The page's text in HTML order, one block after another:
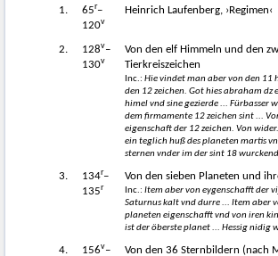
1. 65r–
120v
Heinrich Laufenberg, ›Regimen‹
2. 128v–
130v
Von den elf Himmeln und den
Tierkreiszeichen
Inc.: Hie vindet man aber von den 11
den 12 zeichen. Got hies abraham dz
himel vnd sine gezierde ... Fürbasser
dem firmamente 12 zeichen sint ...
eigenschaft der 12 zeichen. Von
ein teglich huß des planeten martis
sternen vnder im der sint 18
3. 134r–
135r
Von den sieben Planeten und
Inc.: Item aber von eygenschafft der
Saturnus kalt vnd durre ... Item aber
planeten eigenschafft vnd von iren
ist der öberste planet ... Hessig nidig
4. 156v–
Von den 36 Sternbildern (nach